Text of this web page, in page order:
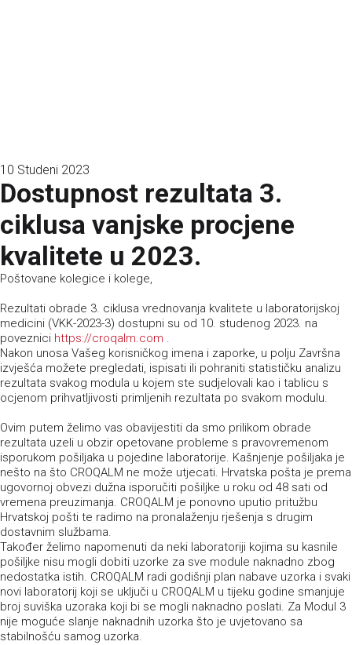
10 Studeni 2023
Dostupnost rezultata 3.
ciklusa vanjske procjene
kvalitete u 2023.
Poštovane kolegice i kolege,
Rezultati obrade 3. ciklusa vrednovanja kvalitete u laboratorijskoj
medicini (VKK-2023-3) dostupni su od 10. studenog 2023. na
poveznici https://croqalm.com .
Nakon unosa Vašeg korisničkog imena i zaporke, u polju Završna
izvješća možete pregledati, ispisati ili pohraniti statističku analizu
rezultata svakog modula u kojem ste sudjelovali kao i tablicu s
ocjenom prihvatljivosti primljenih rezultata po svakom modulu.
Ovim putem želimo vas obavijestiti da smo prilikom obrade
rezultata uzeli u obzir opetovane probleme s pravovremenom
isporukom pošiljaka u pojedine laboratorije. Kašnjenje pošiljaka je
nešto na što CROQALM ne može utjecati. Hrvatska pošta je prema
ugovornoj obvezi dužna isporučiti pošiljke u roku od 48 sati od
vremena preuzimanja. CROQALM je ponovno uputio pritužbu
Hrvatskoj pošti te radimo na pronalaženju rješenja s drugim
dostavnim službama.
Također želimo napomenuti da neki laboratoriji kojima su kasnile
pošiljke nisu mogli dobiti uzorke za sve module naknadno zbog
nedostatka istih. CROQALM radi godišnji plan nabave uzorka i svaki
novi laboratorij koji se uključi u CROQALM u tijeku godine smanjuje
broj suviška uzoraka koji bi se mogli naknadno poslati. Za Modul 3
nije moguće slanje naknadnih uzorka što je uvjetovano sa
stabilnošću samog uzorka.